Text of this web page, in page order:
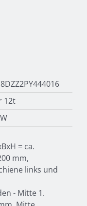
12t
= ca.
mm,
links und
- Mitte 1.